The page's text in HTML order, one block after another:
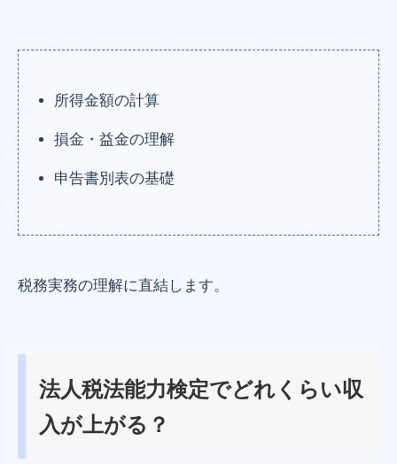
所得金額の計算
損金・益金の理解
申告書別表の基礎
税務実務の理解に直結します。
法人税法能力検定でどれくらい収
入が上がる？